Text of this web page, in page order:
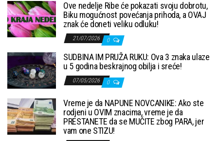
Ove nedelje Ribe će pokazati svoju dobrotu,
Biku mogućnost povećanja prihoda, a OVAJ
znak će doneti veliku odluku!
21/07/2026 0
SUDBINA IM PRUŽA RUKU: Ova 3 znaka ulaze
u 5 godina beskrajnog obilja i sreće!
07/05/2026 0
Vreme je da NAPUNE NOVCANIKE: Ako ste
rodjeni u OVIM znacima, vreme je da
PRESTANETE da se MUČITE zbog PARA, jer
vam one STIZU!